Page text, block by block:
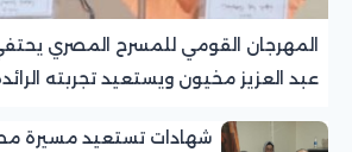
المهرجان القومي للمسرح المصري يحتفي
عبد العزيز مخيون ويستعيد تجربته
شهادات تستعيد مسيرة